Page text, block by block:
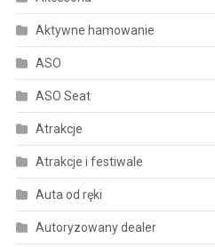
Aktywne hamowanie
ASO
ASO Seat
Atrakcje
Atrakcje i festiwale
Auta od ręki
Autoryzowany dealer